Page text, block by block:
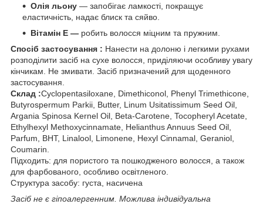
Олія льону — запобігає ламкості, покращує
еластичність, надає блиск та сяйво.
Вітамін Е — робить волосся міцним та пружним.
Спосіб застосування : Нанести на долоню і легкими рухами
розподілити засіб на сухе волосся, приділяючи особливу увагу
кінчикам. Не змивати. Засіб призначений для щоденного
застосування.
Склад :Cyclopentasiloxane, Dimethiconol, Phenyl Trimethicone,
Butyrospermum Parkii, Butter, Linum Usitatissimum Seed Oil,
Argania Spinosa Kernel Oil, Beta-Carotene, Tocopheryl Acetate,
Ethylhexyl Methoxycinnamate, Helianthus Annuus Seed Oil,
Parfum, BHT, Linalool, Limonene, Hexyl Cinnamal, Geraniol,
Coumarin.
Підходить: для пористого та пошкодженого волосся, а також
для фарбованого, особливо освітленого.
Структура засобу: густа, насичена
Засіб не є гіпоалергенним. Можлива індивідуальна